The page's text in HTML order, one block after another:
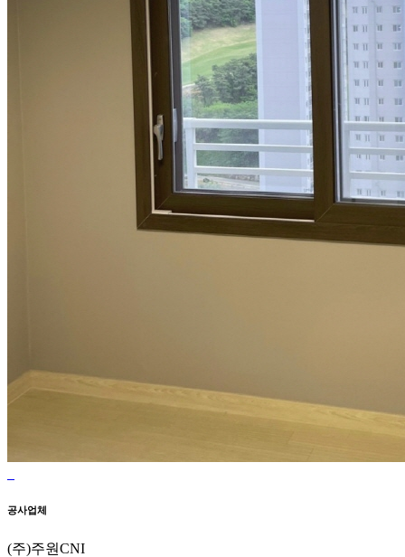
공사업체
(주)주원CNI